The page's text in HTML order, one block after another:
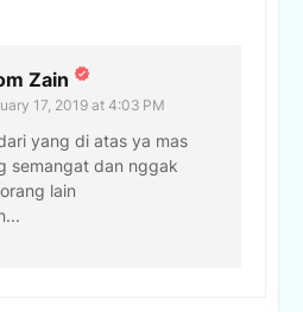
Zain
17, 2019 at 4:03 PM
yang di atas ya mas
semangat dan nggak
lain